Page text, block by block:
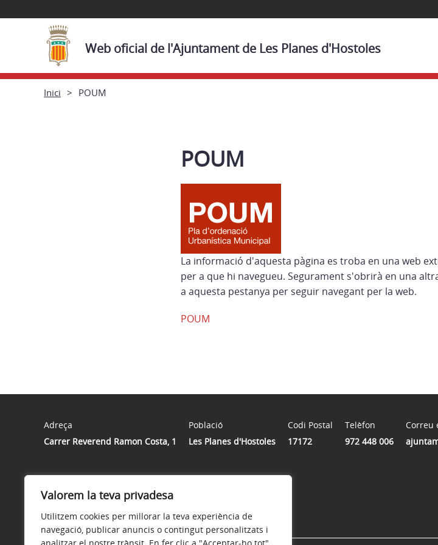
Valorem la teva privadesa
Utilitzem cookies per millorar la teva experiència de
navegació, publicar anuncis o contingut personalitzats i
Web oficial de l'Ajuntament de Les Planes d'Hostoles
Inici POUM
POUM
La informació d'aquesta pàgina es troba en una web
per a que hi navegueu. Segurament s'obrirà en una
a aquesta pestanya per seguir navegant per la web.
POUM
Adreça
Carrer Reverend Ramon Costa, 1
Població
Les Planes d'Hostoles
Codi Postal
17172
Telèfon
972 448 006
Correu